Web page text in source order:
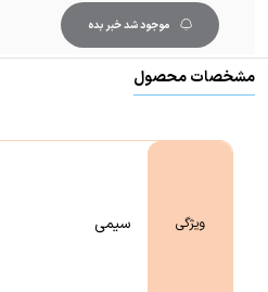
موجود شد خبر بده
مشخصات محصول
ویژگی سیمی